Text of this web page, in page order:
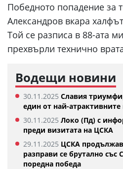
Победното попадение за
Александров вкара
Той се разписа в 88-ата
прехвърли технично
Водещи новини
30.11.2025 Славия
един от най-атрактивните
30.11.2025 Локо (Пд) с
преди визитата на ЦСКА
29.11.2025 ЦСКА
разправи се брутално със
поредна победа